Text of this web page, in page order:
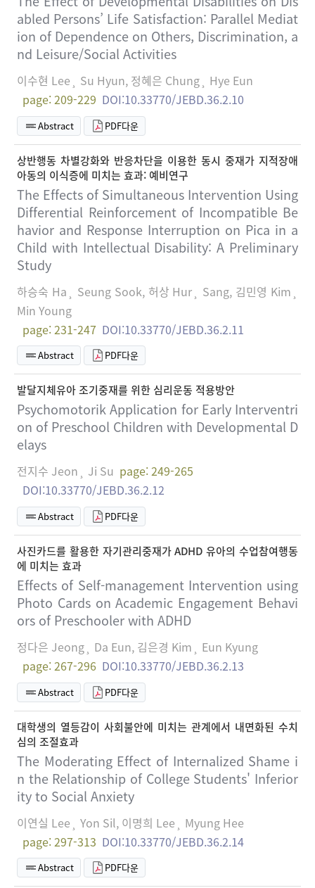
abled Persons’ Life Satisfaction: Parallel Mediat
ion of Dependence on Others, Discrimination, a
nd Leisure/Social Activities
이수현 Lee¸ Su Hyun, 정혜은 Chung¸ Hye Eun
page: 209-229 DOI:10.33770/JEBD.36.2.10
Abstract PDF다운
상반행동 차별강화와 반응차단을 이용한 동시 중재가 지적장애
아동의 이식증에 미치는 효과: 예비연구
The Effects of Simultaneous Intervention Using
Differential Reinforcement of Incompatible Be
havior and Response Interruption on Pica in a
Child with Intellectual Disability: A Preliminary
Study
하승숙 Ha¸ Seung Sook, 허상 Hur¸ Sang, 김민영 Kim¸
Min Young
page: 231-247 DOI:10.33770/JEBD.36.2.11
Abstract PDF다운
발달지체유아 조기중재를 위한 심리운동 적용방안
Psychomotorik Application for Early Interventri
on of Preschool Children with Developmental D
elays
전지수 Jeon¸ Ji Su page: 249-265
DOI:10.33770/JEBD.36.2.12
Abstract PDF다운
사진카드를 활용한 자기관리중재가 ADHD 유아의 수업참여행동
에 미치는 효과
Effects of Self-management Intervention using
Photo Cards on Academic Engagement Behavi
ors of Preschooler with ADHD
정다은 Jeong¸ Da Eun, 김은경 Kim¸ Eun Kyung
page: 267-296 DOI:10.33770/JEBD.36.2.13
Abstract PDF다운
대학생의 열등감이 사회불안에 미치는 관계에서 내면화된 수치
심의 조절효과
The Moderating Effect of Internalized Shame i
n the Relationship of College Students' Inferior
ity to Social Anxiety
이연실 Lee¸ Yon Sil, 이명희 Lee¸ Myung Hee
page: 297-313 DOI:10.33770/JEBD.36.2.14
Abstract PDF다운